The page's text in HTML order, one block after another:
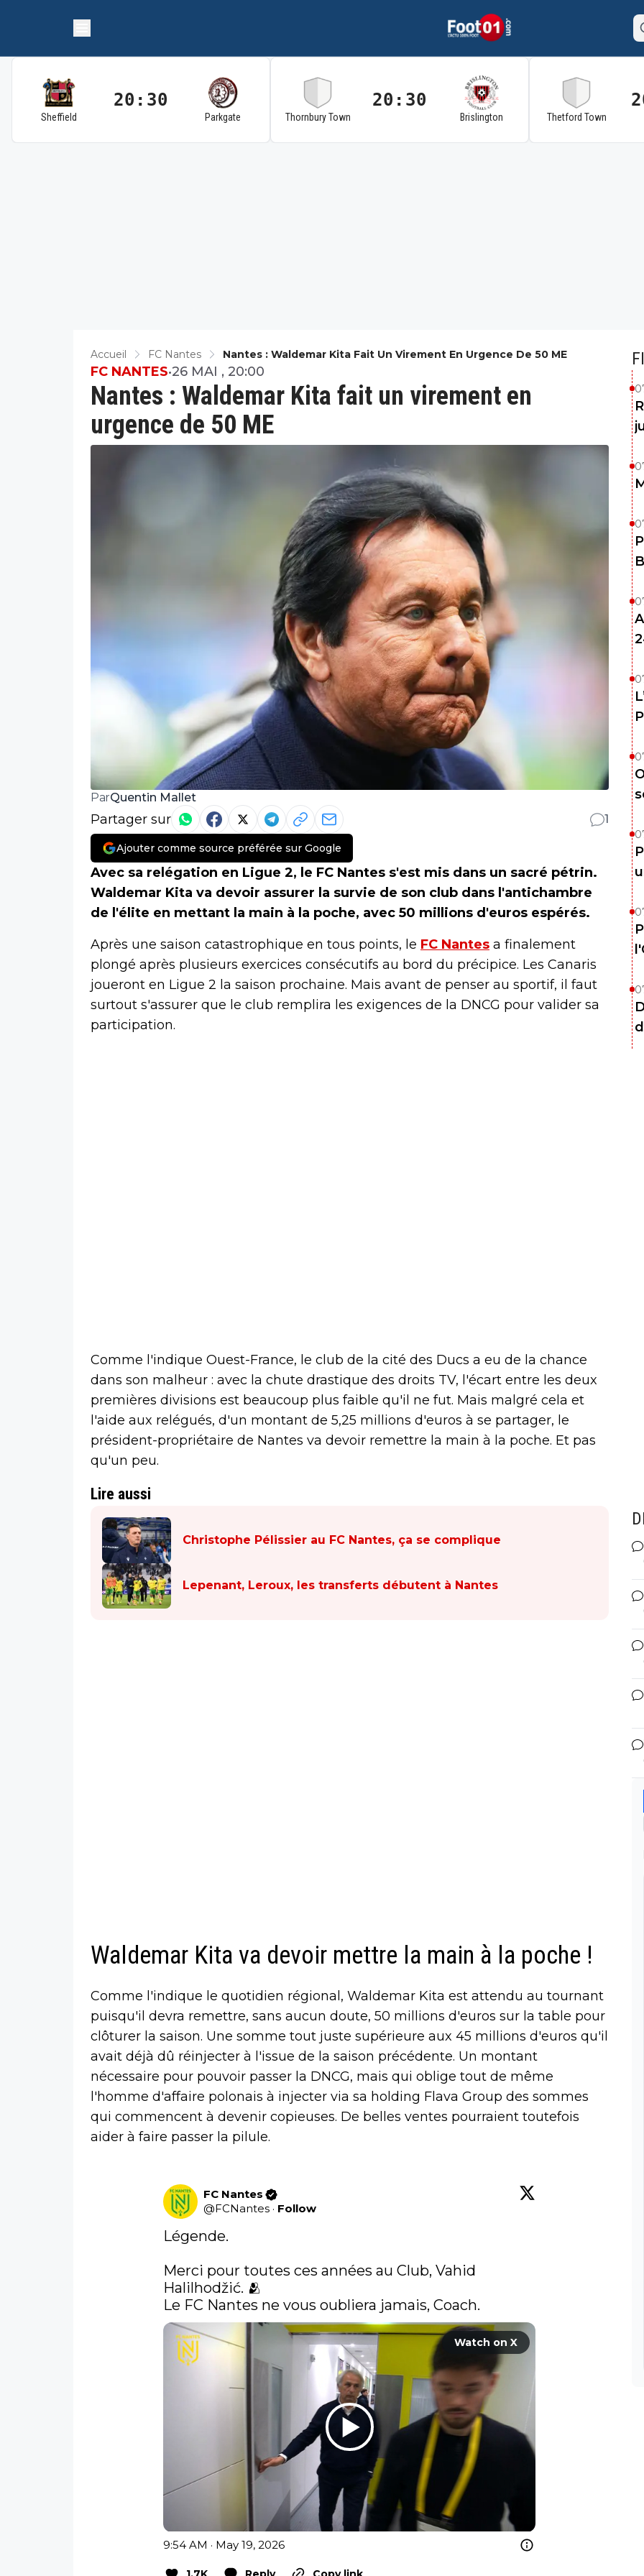
Sheffield
20:30
Parkgate Thornbury Town
20:30
Brislington Thetford Town
Accueil FC Nantes Nantes : Waldemar Kita Fait Un Virement En Urgence De 50 ME
Nantes : Waldemar Kita fait un virement en
urgence de 50 ME
FC NANTES•26 MAI , 20:00
ParQuentin Mallet
Partager sur 1
Ajouter comme source préférée sur Google
Avec sa relégation en Ligue 2, le FC Nantes s'est mis dans un sacré pétrin.
Waldemar Kita va devoir assurer la survie de son club dans l'antichambre
de l'élite en mettant la main à la poche, avec 50 millions d'euros espérés.
Après une saison catastrophique en tous points, le FC Nantes a finalement
plongé après plusieurs exercices consécutifs au bord du précipice. Les Canaris
joueront en Ligue 2 la saison prochaine. Mais avant de penser au sportif, il faut
surtout s'assurer que le club remplira les exigences de la DNCG pour valider sa
participation.
Comme l'indique Ouest-France, le club de la cité des Ducs a eu de la chance
dans son malheur : avec la chute drastique des droits TV, l'écart entre les deux
premières divisions est beaucoup plus faible qu'il ne fut. Mais malgré cela et
l'aide aux relégués, d'un montant de 5,25 millions d'euros à se partager, le
président-propriétaire de Nantes va devoir remettre la main à la poche. Et pas
qu'un peu.
Lire aussi
Christophe Pélissier au FC Nantes, ça se complique
Lepenant, Leroux, les transferts débutent à Nantes
Waldemar Kita va devoir mettre la main à la poche !
Comme l'indique le quotidien régional, Waldemar Kita est attendu au tournant
puisqu'il devra remettre, sans aucun doute, 50 millions d'euros sur la table pour
clôturer la saison. Une somme tout juste supérieure aux 45 millions d'euros qu'il
avait déjà dû réinjecter à l'issue de la saison précédente. Un montant
nécessaire pour pouvoir passer la DNCG, mais qui oblige tout de même
l'homme d'affaire polonais à injecter via sa holding Flava Group des sommes
qui commencent à devenir copieuses. De belles ventes pourraient toutefois
aider à faire passer la pilule.
FC Nantes
@FCNantes · Follow
Légende.
Merci pour toutes ces années au Club, Vahid
Halilhodžić. 🫂
Le FC Nantes ne vous oubliera jamais, Coach.
Watch on X
9:54 AM · May 19, 2026